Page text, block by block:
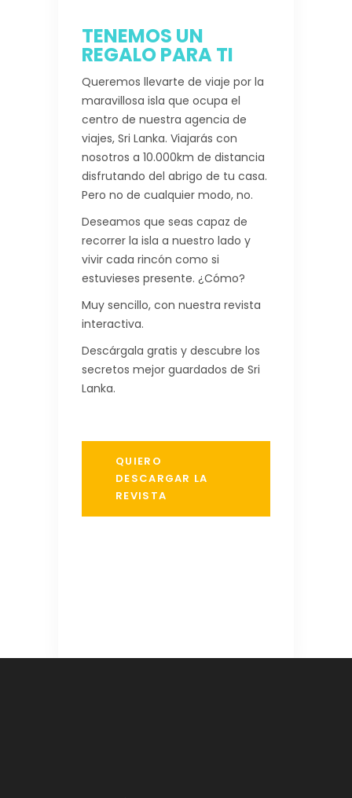
TENEMOS UN
REGALO PARA TI
Queremos llevarte de viaje por la
maravillosa isla que ocupa el
centro de nuestra agencia de
viajes, Sri Lanka. Viajarás con
nosotros a 10.000km de distancia
disfrutando del abrigo de tu casa.
Pero no de cualquier modo, no.
Deseamos que seas capaz de
recorrer la isla a nuestro lado y
vivir cada rincón como si
estuvieses presente. ¿Cómo?
Muy sencillo, con nuestra revista
interactiva.
Descárgala gratis y descubre los
secretos mejor guardados de Sri
Lanka.
QUIERO
DESCARGAR LA
REVISTA